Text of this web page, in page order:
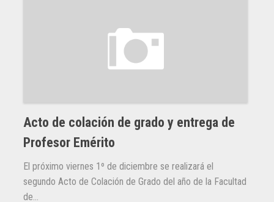
Acto de colación de grado y entrega de
Profesor Emérito
El próximo viernes 1º de diciembre se realizará el
segundo Acto de Colación de Grado del año de la Facultad
de...